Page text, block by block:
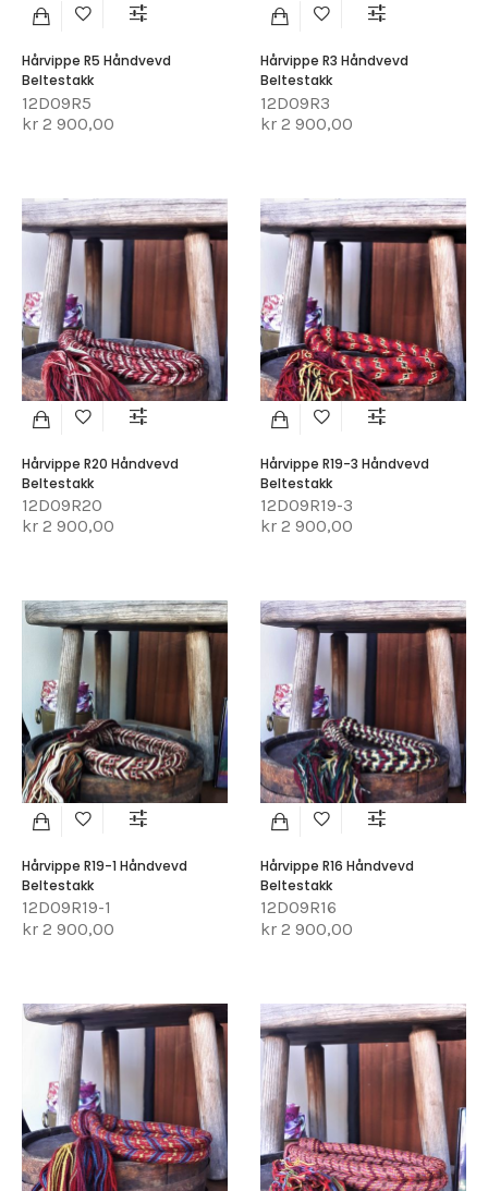
Hårvippe R5 Håndvevd
Beltestakk
12D09R5
kr 2 900,00
Hårvippe R3 Håndvevd
Beltestakk
12D09R3
kr 2 900,00
Hårvippe R20 Håndvevd
Beltestakk
12D09R20
kr 2 900,00
Hårvippe R19-3 Håndvevd
Beltestakk
12D09R19-3
kr 2 900,00
Hårvippe R19-1 Håndvevd
Beltestakk
12D09R19-1
kr 2 900,00
Hårvippe R16 Håndvevd
Beltestakk
12D09R16
kr 2 900,00